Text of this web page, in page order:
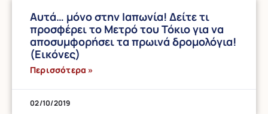
Αυτά… μόνο στην Ιαπωνία! Δείτε τι
προσφέρει το Μετρό του Τόκιο για να
αποσυμφορήσει τα πρωινά δρομολόγια!
(Εικόνες)
Περισσότερα »
02/10/2019